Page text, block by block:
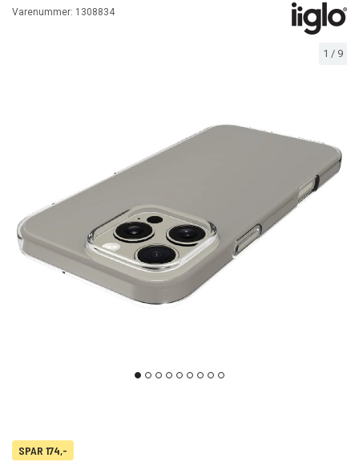
1 / 9
Varenummer: 1308834
SPAR 174,-